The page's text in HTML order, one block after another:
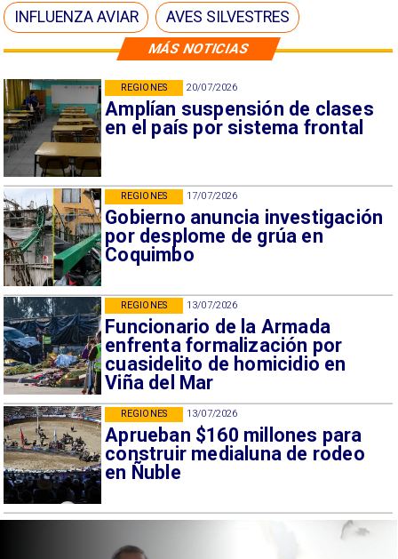
MÁS NOTICIAS
20/07/2026
Amplían suspensión de clases
en el país por sistema frontal
REGIONES
17/07/2026
Gobierno anuncia investigación
por desplome de grúa en
Coquimbo
REGIONES
13/07/2026
Funcionario de la Armada
enfrenta formalización por
cuasidelito de homicidio en
Viña del Mar
REGIONES
13/07/2026
Aprueban $160 millones para
construir medialuna de rodeo
en Ñuble
REGIONES
INFLUENZA AVIAR AVES SILVESTRES